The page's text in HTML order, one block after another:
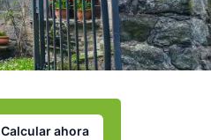
Calcular ahora